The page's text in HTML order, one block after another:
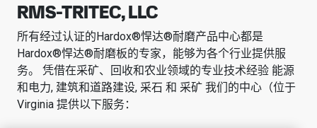
RMS-TRITEC, LLC
所有经过认证的Hardox®悍达®耐磨产品中心都是
Hardox®悍达®耐磨板的专家，能够为各个行业提供服
务。 凭借在采矿、回收和农业领域的专业技术经验 能源
和电力, 建筑和道路建设, 采石 和 采矿 我们的中心（位于
Virginia 提供以下服务：